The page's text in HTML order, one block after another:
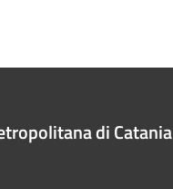
di Catania